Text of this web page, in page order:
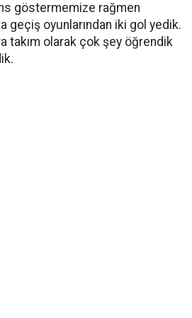
göstermemize rağmen
geçiş oyunlarından iki gol yedik.
takım olarak çok şey öğrendik